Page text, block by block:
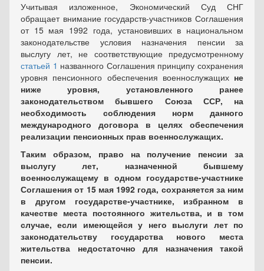
Учитывая изложенное, Экономический Суд СНГ
обращает внимание государств-участников Соглашения
от 15 мая 1992 года, установивших в национальном
законодательстве условия назначения пенсии за
выслугу лет, не соответствующие предусмотренному
статьей 1 названного Соглашения принципу сохранения
уровня пенсионного обеспечения военнослужащих не
ниже уровня, установленного ранее
законодательством бывшего Союза ССР, на
необходимость соблюдения норм данного
международного договора в целях обеспечения
реализации пенсионных прав военнослужащих.
Таким образом, право на получение пенсии за
выслугу лет, назначенной бывшему
военнослужащему в одном государстве-участнике
Соглашения от 15 мая 1992 года, сохраняется за ним
в другом государстве-участнике, избранном в
качестве места постоянного жительства, и в том
случае, если имеющейся у него выслуги лет по
законодательству государства нового места
жительства недостаточно для назначения такой
пенсии.